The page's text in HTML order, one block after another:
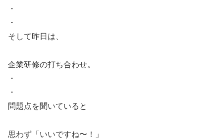
・
・
そして昨日は、
企業研修の打ち合わせ。
・
・
問題点を聞いていると
思わず「いいですね〜！」